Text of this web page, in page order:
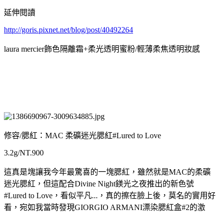
延伸閱讀
http://goris.pixnet.net/blog/post/40492264
laura mercier飾色隔離霜+柔光透明蜜粉/輕薄柔焦透明妝感
修容/腮紅：MAC 柔礦迷光腮紅#Lured to Love
3.2g/NT.900
這真是塊讓我今年最驚喜的一塊腮紅，雖然就是MAC的柔礦
迷光腮紅，但這配合Divine Night鎂光之夜推出的新色號
#Lured to Love，看似平凡...，真的擦在臉上後，莫名的實用好
看，宛如我當時發現GIORGIO ARMANI漂染腮紅盒#2的激